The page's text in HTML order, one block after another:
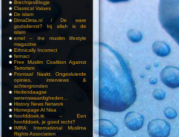
BrechtjesBlogje
Classical Values
De islam
DimaDima.nl / De ware
godsdienst? bij allah is de
islam
emel – the muslim lifestyle
magazine
Ethnically Incorrect
fernaci
Free Muslim Coalition Against
Terrorism
Frontaal Naakt. Ongesluierde
opinies, interviews &
achtergronden
Hedendaagse
wetenswaardigheden…
History News Network
Homepage Al Nisa
hoofddoek.tk – Een
hoofddoek, je goed recht?
IMRA: International Muslima
Rights Association